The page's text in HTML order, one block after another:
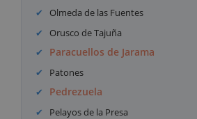
Olmeda de las Fuentes
Orusco de Tajuña
Paracuellos de Jarama
Patones
Pedrezuela
Pelayos de la Presa